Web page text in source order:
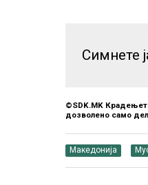
Симнете
©SDK.MK
дозволено само
Македонија